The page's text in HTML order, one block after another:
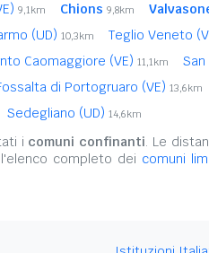
9,1km Chions 9,8km
(UD) 10,3km Teglio Veneto
Caomaggiore (VE) 11,1km
di Portogruaro (VE) 13,6km
Sedegliano (UD) 14,6km
i comuni confinanti. Le
completo dei comuni